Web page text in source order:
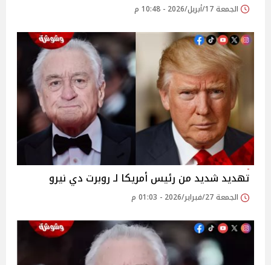
الجمعة 17/أبريل/2026 - 10:48 م
تهديد شديد من رئيس أمريكا لـ روبرت دي نيرو
الجمعة 27/فبراير/2026 - 01:03 م